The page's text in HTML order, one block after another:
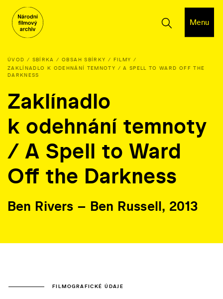
Menu
ÚVOD SBÍRKA OBSAH SBÍRKY
FILMY
ZAKLÍNADLO K ODEHNÁNÍ TEMNOTY / A SPELL TO WARD OFF THE
DARKNESS
Zaklínadlo
k odehnání temnoty
/ A Spell to Ward
Off the Darkness
Ben Rivers – Ben Russell, 2013
FILMOGRAFICKÉ ÚDAJE